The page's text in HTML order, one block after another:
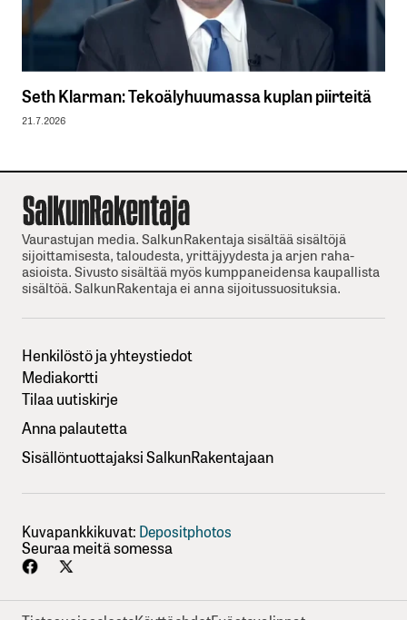
Seth Klarman: Tekoälyhuumassa kuplan piirteitä
21.7.2026
Vaurastujan media. SalkunRakentaja sisältää sisältöjä
sijoittamisesta, taloudesta, yrittäjyydesta ja arjen raha-
asioista. Sivusto sisältää myös kumppaneidensa kaupallista
sisältöä. SalkunRakentaja ei anna sijoitussuosituksia.
Henkilöstö ja yhteystiedot
Mediakortti
Tilaa uutiskirje
Anna palautetta
Sisällöntuottajaksi SalkunRakentajaan
Kuvapankkikuvat: Depositphotos
Seuraa meitä somessa